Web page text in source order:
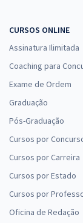
CURSOS ONLINE
Assinatura Ilimitada
Coaching para
Exame de Ordem
Graduação
Pós-Graduação
Cursos por
Cursos por Carreira
Cursos por Estado
Cursos por
Oficina de Redação